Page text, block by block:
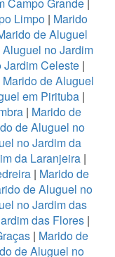
Limpo| Marido
de Aluguel
no Jardim
Celeste|
Marido de Aluguel
em Pirituba|
| Marido de
de Aluguel no
no Jardim da
da Laranjeira|
| Marido de
de Aluguel no
no Jardim das
das Flores |
| Marido de
de Aluguel no